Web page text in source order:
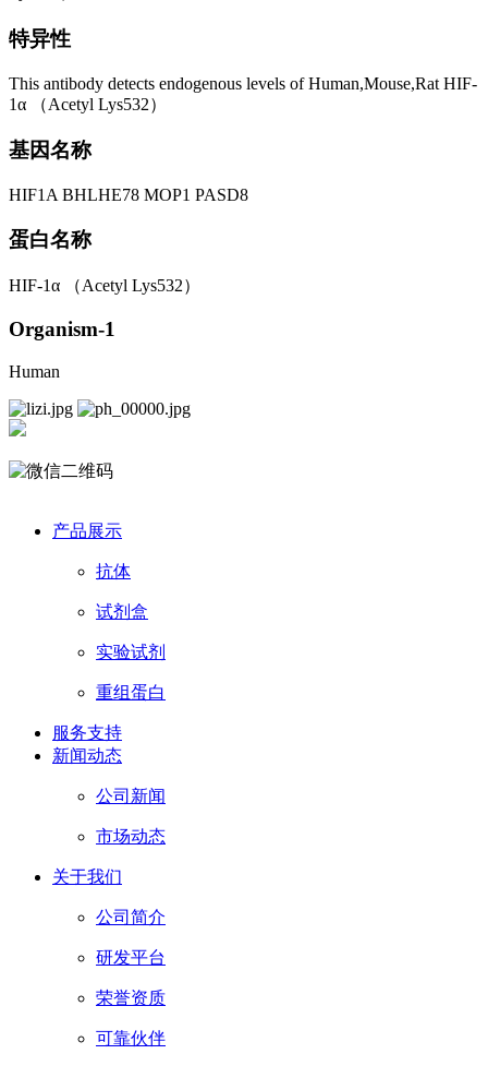
特异性
This antibody detects endogenous levels of Human,Mouse,Rat HIF-
1α （Acetyl Lys532）
基因名称
HIF1A BHLHE78 MOP1 PASD8
蛋白名称
HIF-1α （Acetyl Lys532）
Organism-1
Human
产品展示
抗体
试剂盒
实验试剂
重组蛋白
服务支持
新闻动态
公司新闻
市场动态
关于我们
公司简介
研发平台
荣誉资质
可靠伙伴